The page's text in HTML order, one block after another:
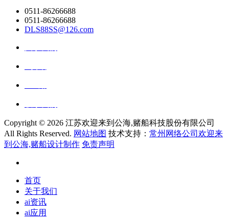
0511-86266688
0511-86266688
DLS88SS@126.com
Copyright © 2026 江苏欢迎来到公海,赌船科技股份有限公司
All Rights Reserved. 网站地图 技术支持： 常州网络公司欢迎来
到公海,赌船设计制作 免责声明
首页
关于我们
ai资讯
ai应用